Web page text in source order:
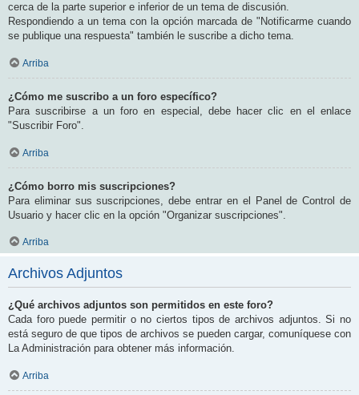
cerca de la parte superior e inferior de un tema de discusión.
Respondiendo a un tema con la opción marcada de "Notificarme cuando
se publique una respuesta" también le suscribe a dicho tema.
Arriba
¿Cómo me suscribo a un foro específico?
Para suscribirse a un foro en especial, debe hacer clic en el enlace
"Suscribir Foro".
Arriba
¿Cómo borro mis suscripciones?
Para eliminar sus suscripciones, debe entrar en el Panel de Control de
Usuario y hacer clic en la opción "Organizar suscripciones".
Arriba
Archivos Adjuntos
¿Qué archivos adjuntos son permitidos en este foro?
Cada foro puede permitir o no ciertos tipos de archivos adjuntos. Si no
está seguro de que tipos de archivos se pueden cargar, comuníquese con
La Administración para obtener más información.
Arriba